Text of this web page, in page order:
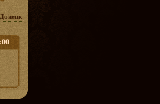
Донецк